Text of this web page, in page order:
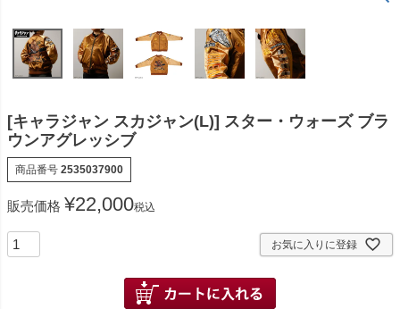
[キャラジャン スカジャン(L)] スター・ウォーズ ブラ
ウンアグレッシブ
商品番号 2535037900
販売価格 ¥22,000税込
お気に入りに登録